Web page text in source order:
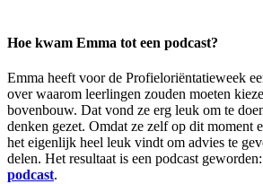
Hoe kwam Emma tot een podcast?
Emma heeft voor de Profieloriëntatieweek
over waarom leerlingen zouden moeten
bovenbouw. Dat vond ze erg leuk om te
denken gezet. Omdat ze zelf op dit moment
het eigenlijk heel leuk vindt om advies te
delen. Het resultaat is een podcast geworden:
podcast.